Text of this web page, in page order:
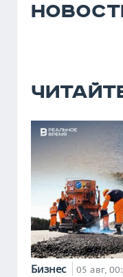
Бизнес 05 авг,